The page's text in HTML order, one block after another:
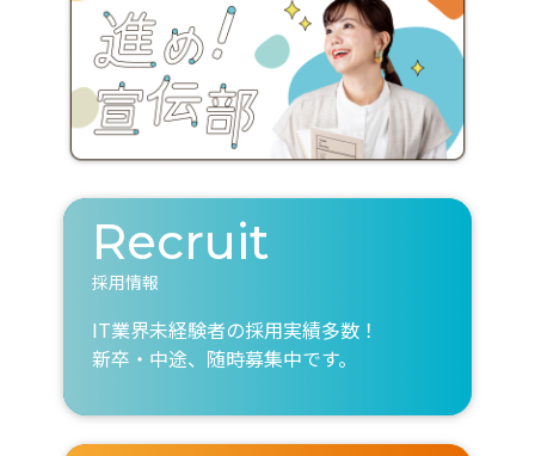
Recruit
採用情報
IT業界未経験者の採用実績多数！
新卒・中途、随時募集中です。